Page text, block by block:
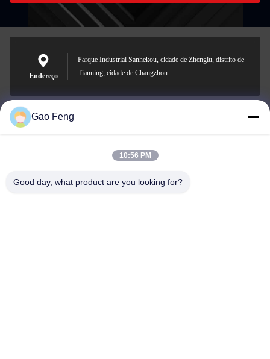
Endereço
Parque Industrial Sanhekou, cidade de Zhenglu, distrito de
Tianning, cidade de Changzhou
suli@sulidry.com
Gao Feng
10:56 PM
Good day, what product are you looking for?